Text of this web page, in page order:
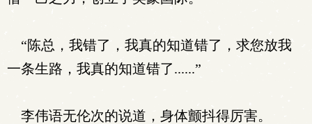
“陈总，我错了，我真的知道错了，求您放我
一条生路，我真的知道错了......”
李伟语无伦次的说道，身体颤抖得厉害。